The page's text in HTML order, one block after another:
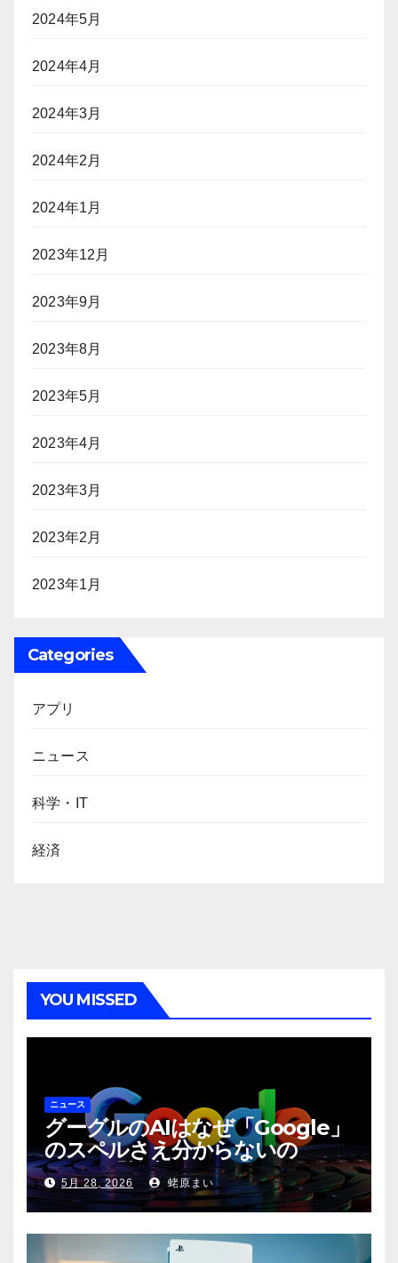
2024年5月
2024年4月
2024年3月
2024年2月
2024年1月
2023年12月
2023年9月
2023年8月
2023年5月
2023年4月
2023年3月
2023年2月
2023年1月
Categories
アプリ
ニュース
科学・IT
経済
YOU MISSED
ニュース
グーグルのAIはなぜ「Google」
のスペルさえ分からないの
か？〜「検索」から「回答」への
転換と、その裏側に潜む滑稽な現
実〜
5月 28, 2026 蛯原まい